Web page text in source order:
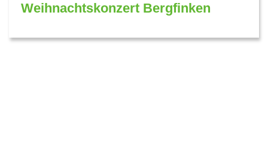
Weihnachtskonzert Bergfinken